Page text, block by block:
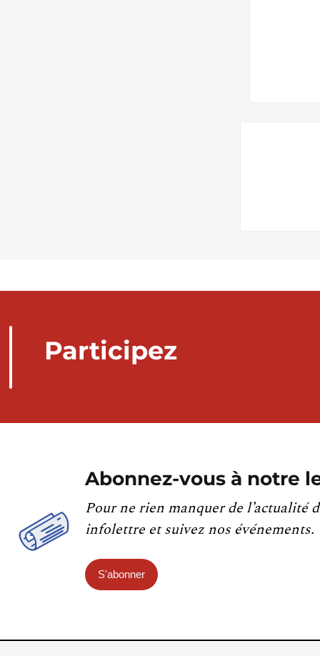
Participez
Abonnez-vous à notre
Pour ne rien manquer de l’actualité
infolettre et suivez nos événements.
S'abonner